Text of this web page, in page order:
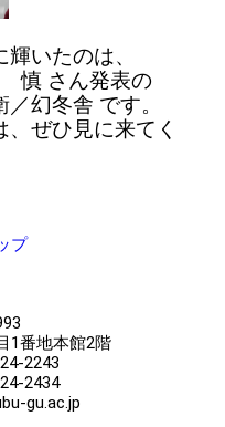
いたのは、
さん発表の
幻冬舎 です。
ぜひ見に来てく
プ
1番地本館2階
2243
2434
gu.ac.jp